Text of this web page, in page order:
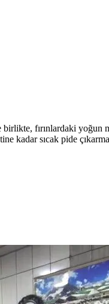
fırınlardaki
kadar sıcak pide